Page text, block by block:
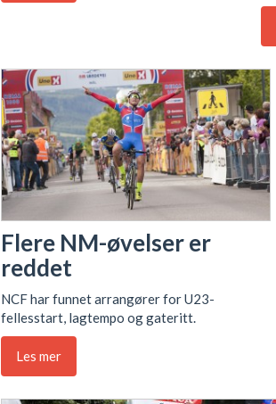
Flere NM-øvelser er
reddet
NCF har funnet arrangører for U23-
fellesstart, lagtempo og gateritt.
Les mer